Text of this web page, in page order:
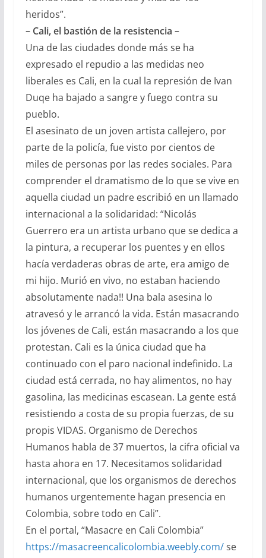
heridos”.
– Cali, el bastión de la resistencia –
Una de las ciudades donde más se ha
expresado el repudio a las medidas neo
liberales es Cali, en la cual la represión de Ivan
Duqe ha bajado a sangre y fuego contra su
pueblo.
El asesinato de un joven artista callejero, por
parte de la policía, fue visto por cientos de
miles de personas por las redes sociales. Para
comprender el dramatismo de lo que se vive en
aquella ciudad un padre escribió en un llamado
internacional a la solidaridad: “Nicolás
Guerrero era un artista urbano que se dedica a
la pintura, a recuperar los puentes y en ellos
hacía verdaderas obras de arte, era amigo de
mi hijo. Murió en vivo, no estaban haciendo
absolutamente nada!! Una bala asesina lo
atravesó y le arrancó la vida. Están masacrando
los jóvenes de Cali, están masacrando a los que
protestan. Cali es la única ciudad que ha
continuado con el paro nacional indefinido. La
ciudad está cerrada, no hay alimentos, no hay
gasolina, las medicinas escasean. La gente está
resistiendo a costa de su propia fuerzas, de su
propis VIDAS. Organismo de Derechos
Humanos habla de 37 muertos, la cifra oficial va
hasta ahora en 17. Necesitamos solidaridad
internacional, que los organismos de derechos
humanos urgentemente hagan presencia en
Colombia, sobre todo en Cali”.
En el portal, “Masacre en Cali Colombia”
https://masacreencalicolombia.weebly.com/se